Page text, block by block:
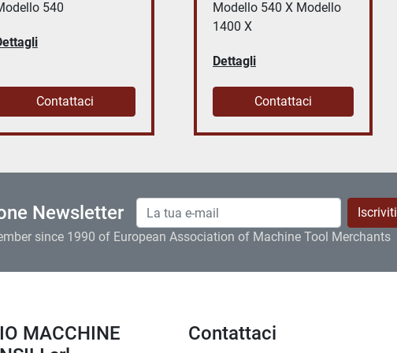
540 X Modello
Contattaci
1400
Contattaci
Newsletter
Iscriviti
since 1990 of European Association of Machine Tool Merchants
Contattaci